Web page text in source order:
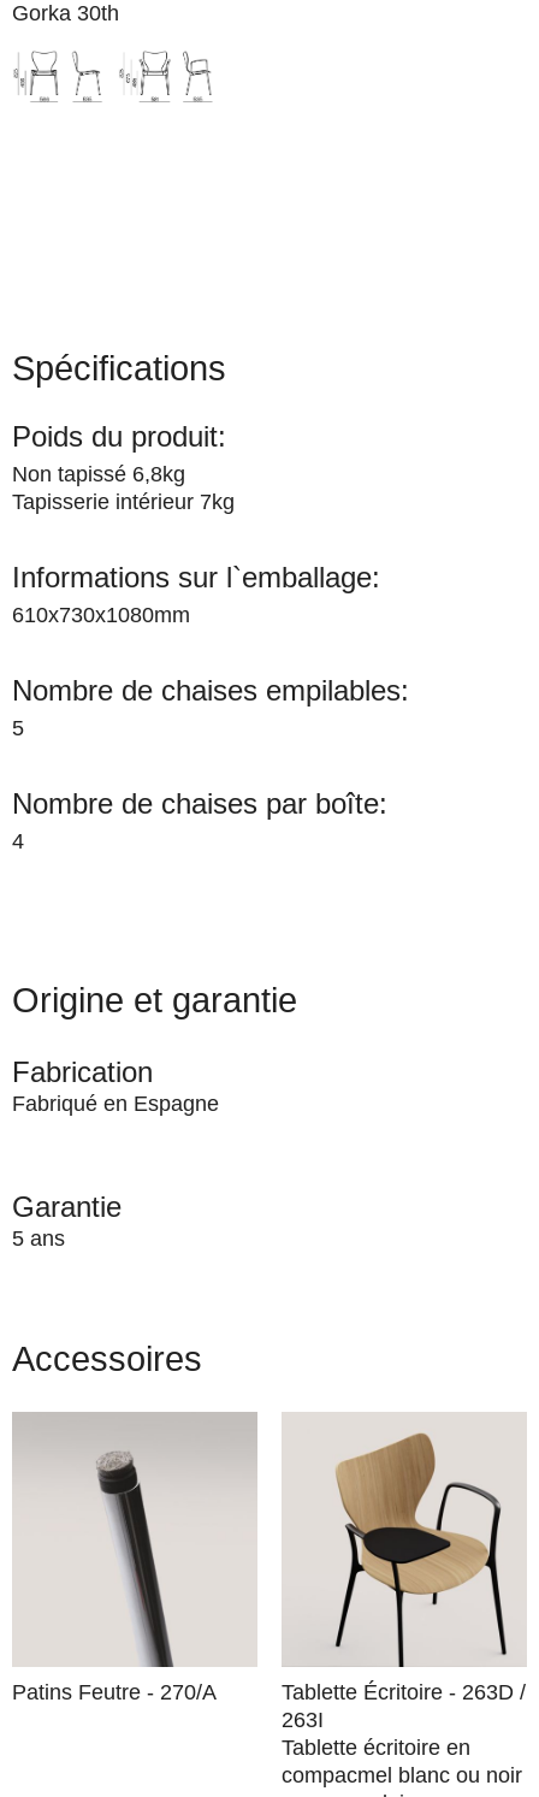
Gorka 30th
Spécifications
Poids du produit:
Non tapissé 6,8kg
Tapisserie intérieur 7kg
Informations sur l`emballage:
610x730x1080mm
Nombre de chaises empilables:
5
Nombre de chaises par boîte:
4
Origine et garantie
Fabrication
Fabriqué en Espagne
Garantie
5 ans
Accessoires
Patins Feutre - 270/A
Tablette Écritoire - 263D /
263I
Tablette écritoire en
compacmel blanc ou noir